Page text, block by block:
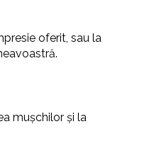
oferit, sau la
mușchilor și la